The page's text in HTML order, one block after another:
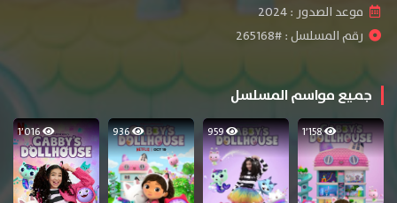
موعد الصدور : 2024
رقم المسلسل : #265168
جميع مواسم المسلسل
1٬158 959
936 1٬016